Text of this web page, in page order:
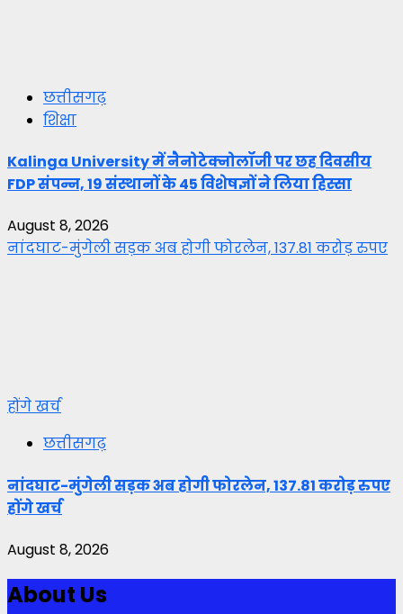
छत्तीसगढ़
शिक्षा
Kalinga University में नैनोटेक्नोलॉजी पर छह दिवसीय
FDP संपन्न, 19 संस्थानों के 45 विशेषज्ञों ने लिया हिस्सा
August 8, 2026
नांदघाट-मुंगेली सड़क अब होगी फोरलेन, 137.81 करोड़ रुपए
होंगे खर्च
छत्तीसगढ़
नांदघाट-मुंगेली सड़क अब होगी फोरलेन, 137.81 करोड़ रुपए
होंगे खर्च
August 8, 2026
About Us